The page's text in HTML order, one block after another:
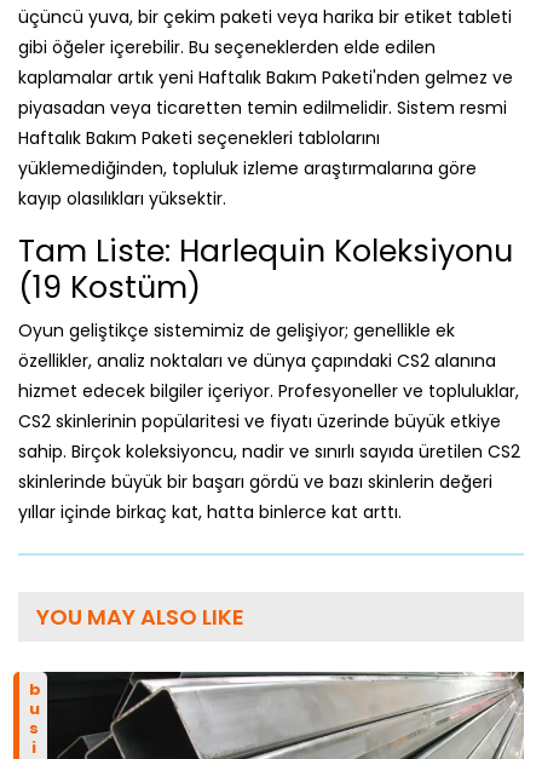
kayıp olasılıkları yüksektir.
Tam Liste: Harlequin Koleksiyonu
(19 Kostüm)
Oyun geliştikçe sistemimiz de gelişiyor; genellikle ek
özellikler, analiz noktaları ve dünya çapındaki CS2 alanına
hizmet edecek bilgiler içeriyor. Profesyoneller ve topluluklar,
CS2 skinlerinin popülaritesi ve fiyatı üzerinde büyük etkiye
sahip. Birçok koleksiyoncu, nadir ve sınırlı sayıda üretilen CS2
skinlerinde büyük bir başarı gördü ve bazı skinlerin değeri
yıllar içinde birkaç kat, hatta binlerce kat arttı.
YOU MAY ALSO LIKE
business